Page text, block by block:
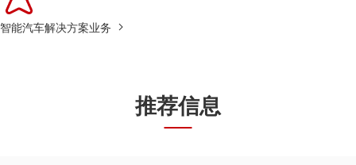
智能汽车解决方案业务
推荐信息